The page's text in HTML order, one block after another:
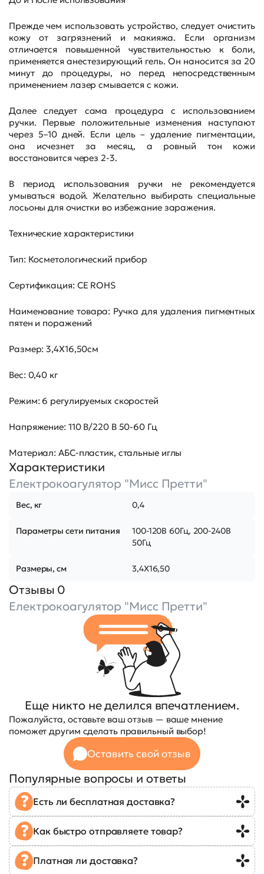
Прежде чем использовать устройство, следует очистить
кожу от загрязнений и макияжа. Если организм
отличается повышенной чувствительностью к боли,
применяется анестезирующий гель. Он наносится за 20
минут до процедуры, но перед непосредственным
применением лазер смывается с кожи.
Далее следует сама процедура с использованием
ручки. Первые положительные изменения наступают
через 5–10 дней. Если цель – удаление пигментации,
она исчезнет за месяц, а ровный тон кожи
восстановится через 2-3.
В период использования ручки не рекомендуется
умываться водой. Желательно выбирать специальные
лосьоны для очистки во избежание заражения.
Технические характеристики
Тип: Косметологический прибор
Сертификация: CE ROHS
Наименование товара: Ручка для удаления пигментных
пятен и поражений
Размер: 3,4X16,50см
Вес: 0,40 кг
Режим: 6 регулируемых скоростей
Напряжение: 110 В/220 В 50-60 Гц
Материал: АБС-пластик, стальные иглы
Характеристики
Електрокоагулятор "Мисс Претти"
Вес, кг 0,4
Параметры сети питания
100-120В 60Гц, 200-240В
50Гц
Размеры, см 3,4X16,50
Отзывы 0
Електрокоагулятор "Мисс Претти"
Еще никто не делился впечатлением.
Пожалуйста, оставьте ваш отзыв — ваше мнение
поможет другим сделать правильный выбор!
Оставить свой отзыв
Популярные вопросы и ответы
Есть ли бесплатная доставка?
Как быстро отправляете товар?
Платная ли доставка?